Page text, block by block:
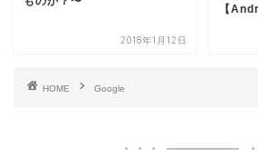
2018年1月12日
【
HOME Google